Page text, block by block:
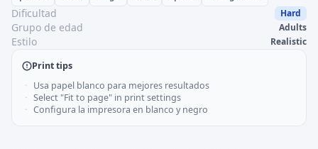
Dificultad Hard
Grupo de edad Adults
Estilo
Realistic
Print tips
Usa papel blanco para mejores resultados
Select "Fit to page" in print settings
Configura la impresora en blanco y negro